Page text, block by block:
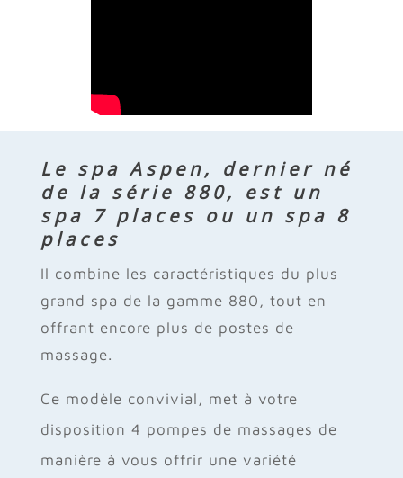
Le spa Aspen, dernier né
de la série 880, est un
spa 7 places ou un spa 8
places
Il combine les caractéristiques du plus
grand spa de la gamme 880, tout en
offrant encore plus de postes de
massage.
Ce modèle convivial, met à votre
disposition 4 pompes de massages de
manière à vous offrir une variété